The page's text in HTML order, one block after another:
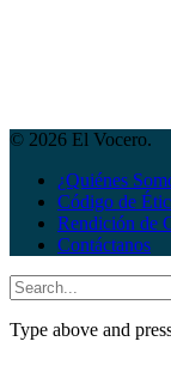
© 2026 El Vocero.
¿Quiénes
Código de
Rendición de
Contáctanos
Type above and